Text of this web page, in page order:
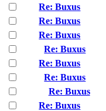
Re: Buxus
Re: Buxus
Re: Buxus
Re: Buxus
Re: Buxus
Re: Buxus
Re: Buxus
Re: Buxus